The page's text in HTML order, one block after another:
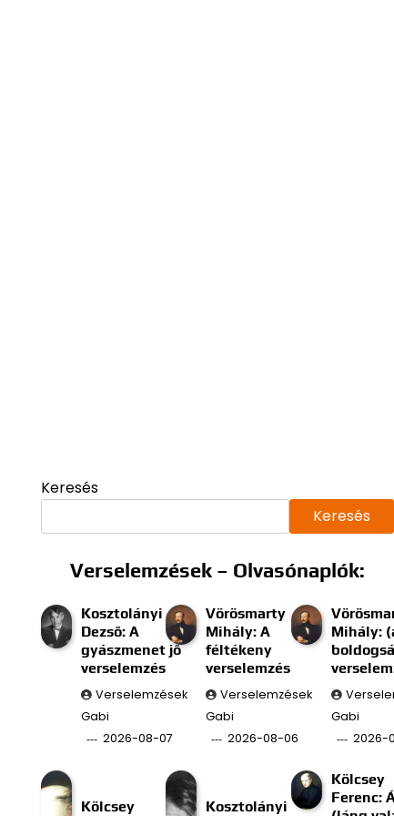
Keresés
Keresés
Verselemzések – Olvasónaplók:
Kosztolányi
Dezső: A
gyászmenet jő
verselemzés
Verselemzések
Gabi
2026-08-07
Vörösmarty
Mihály: A
féltékeny
verselemzés
Verselemzések
Gabi
2026-08-06
Mihály:
Gabi
2026-
Kölcsey Kosztolányi
Kölcsey
Ferenc: